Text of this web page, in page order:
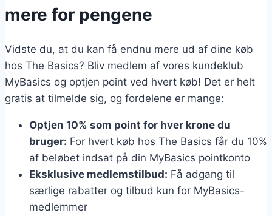
mere for pengene
Vidste du, at du kan få endnu mere ud af dine køb
hos The Basics? Bliv medlem af vores kundeklub
MyBasics og optjen point ved hvert køb! Det er helt
gratis at tilmelde sig, og fordelene er mange:
Optjen 10% som point for hver krone du
bruger: For hvert køb hos The Basics får du 10%
af beløbet indsat på din MyBasics pointkonto
Eksklusive medlemstilbud: Få adgang til
særlige rabatter og tilbud kun for MyBasics-
medlemmer